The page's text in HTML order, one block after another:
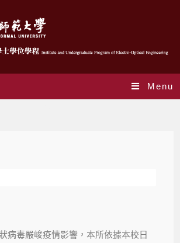
Menu
病毒嚴峻疫情影響，本所依據本校日